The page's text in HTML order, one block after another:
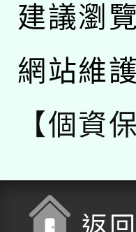
建議瀏
網站維
【個資